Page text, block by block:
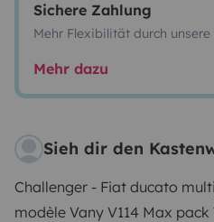
Sichere Zahlung
Mehr Flexibilität durch
Mehr dazu
Sieh dir den
Challenger - Fiat ducato
modèle Vany V114 Max